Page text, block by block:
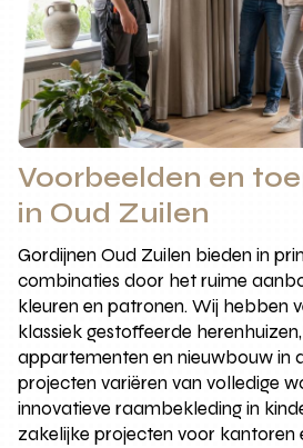
Voorbeelden en
in Oud Zuilen
Gordijnen Oud Zuilen bieden in
combinaties door het ruime
kleuren en patronen. Wij hebben
klassiek gestoffeerde
appartementen en nieuwbouw in
projecten variëren van volledige
innovatieve raambekleding in
zakelijke projecten voor kantoren